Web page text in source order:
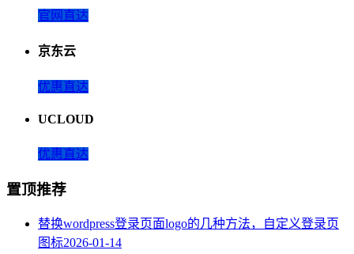
官网直达
京东云
优惠直达
UCLOUD
优惠直达
置顶推荐
替换wordpress登录页面logo的几种方法，自定义登录页
图标2026-01-14